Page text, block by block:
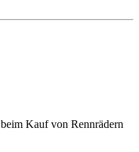
beim Kauf von Rennrädern